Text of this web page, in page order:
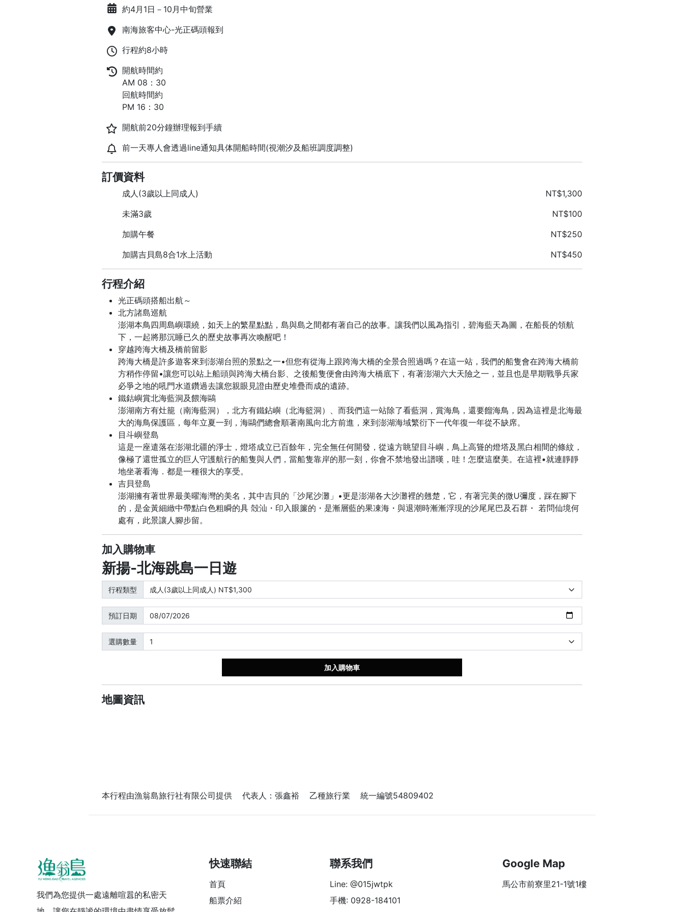
約4月1日－10月中旬營業
南海旅客中心-光正碼頭報到
行程約8小時
開航時間約
AM 08：30
回航時間約
PM 16：30
開航前20分鐘辦理報到手續
前一天專人會透過line通知具体開船時間(視潮汐及船班調度調整)
訂價資料
成人(3歲以上同成人)
NT$1,300
未滿3歲
NT$100
加購午餐
NT$250
加購吉貝島8合1水上活動
NT$450
行程介紹
光正碼頭搭船出航～
北方諸島巡航
澎湖本鳥四周島嶼環繞，如天上的繁星點點，島與島之間都有著自己的故事。讓我們以風為指引，碧海藍天為圖，在船長的領航
下，一起將那沉睡已久的歷史故事再次喚醒吧！
穿越跨海大橋及橋前留影
跨海大橋是許多遊客來到澎湖台照的景點之一•但您有從海上跟跨海大橋的全景合照過嗎？在這一站，我們的船隻會在跨海大橋前
方稍作停留•讓您可以站上船頭與跨海大橋台影、之後船隻便會由跨海大橋底下，有著澎湖六大天險之一，並且也是早期戰爭兵家
必爭之地的吼門水道鑽過去讓您親眼見證由歷史堆疊而成的遺跡。
鐵鈷嶼賞北海藍洞及餵海鷗
澎湖南方有灶籠（南海藍洞），北方有鐵鉆嶼（北海籃洞）、而我們這一站除了看藍洞，賞海鳥，還要餾海鳥，因為這裡是北海最
大的海鳥保護區，每年立夏一到，海鷗們總會順著南風向北方前進，來到澎湖海域繁衍下一代年復一年從不缺席。
目斗嶼登島
這是一座遣落在澎湖北疆的淨士，燈塔成立已百餘年，完全無任何開發，從遠方眺望目斗嶼，鳥上高聳的燈塔及黑白相間的條紋，
像極了還世孤立的巨人守護航行的船隻與人們，當船隻靠岸的那一刻，你會不禁地發出譜嘆，哇！怎麼這麼美。在這裡•就連靜靜
地坐著看海．都是一種很大的享受。
吉貝登島
澎湖擁有著世界最美曜海灣的美名，其中吉貝的「沙尾沙灘」•更是澎湖各大沙灘裡的翹楚，它，有著完美的微U彌度，踩在腳下
的，是金黃細緻中帶點白色粗瞬的具 殻汕・印入眼簾的・是漸層藍的果凍海・與退潮時漸漸浮現的沙尾尾巴及石群・ 若問仙境何
處有，此景讓人腳步留。
加入購物車
新揚-北海跳島一日遊
行程類型
預訂日期
選購數量
加入購物車
地圖資訊
本行程由漁翁島旅行社有限公司提供 代表人：張鑫裕 乙種旅行業 統一編號54809402
我們為您提供一處遠離喧囂的私密天
快速聯結
首頁
船票介紹
聯系我們
Line: @015jwtpk
手機: 0928-184101
Google Map
馬公市前寮里21-1號1樓